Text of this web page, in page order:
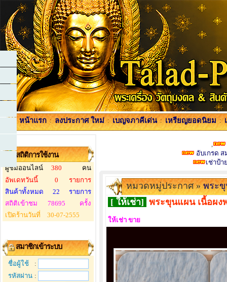
หน้าแรก : ลงประกาศ ใหม่ : เบญจภาคีเด่น : เหรียญยอดนิยม :
สถิติการใช้งาน
ผู้ชมออนไลน์ 380
คน
อัพเดทวันนี้
0
รายการ
สินค้าทั้งหมด
22
รายการ
สถิติเข้าชม
78695
ครั้ง
เปิดร้านวันที่
30-07-2555
สมาชิกเข้าระบบ
ชื่อผู้ใช้
:
รหัสผ่าน :
,
อับเกรด
เช่าป้า
หมวดหมู่ประกาศ »พระ
[ ให้เช่า] พระขุนแผน เนื้อผ
ให้เช่า ขาย